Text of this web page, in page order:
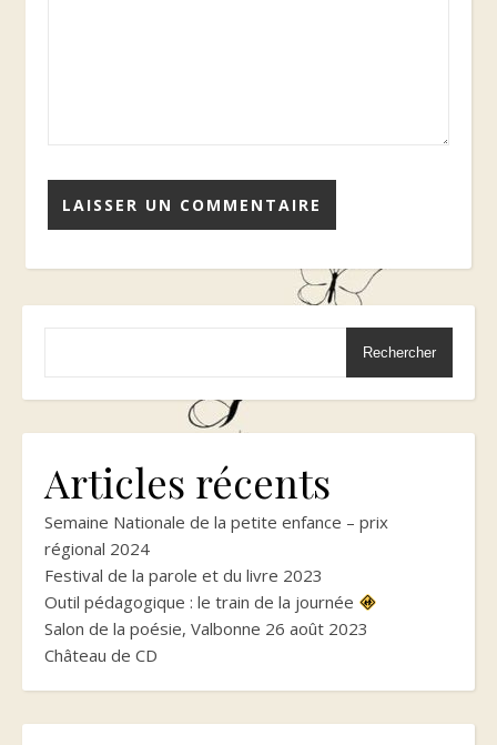
Rechercher
Articles récents
Semaine Nationale de la petite enfance – prix
régional 2024
Festival de la parole et du livre 2023
Outil pédagogique : le train de la journée
Salon de la poésie, Valbonne 26 août 2023
Château de CD